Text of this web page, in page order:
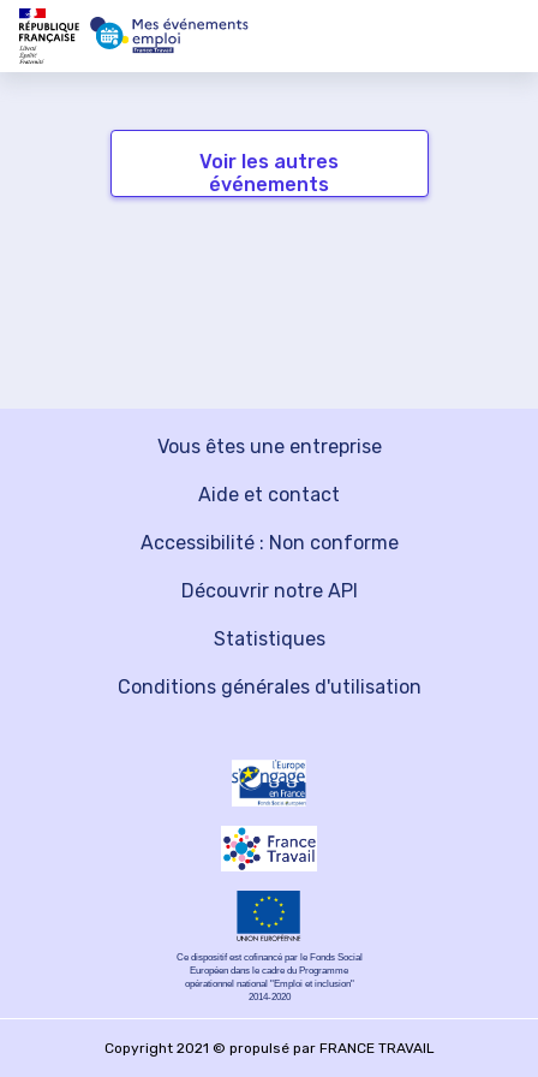
Voir les autres
événements
Vous êtes une entreprise
Découvrir notre API
Aide et contact
Statistiques
Accessibilité : Non conforme
Conditions générales d'utilisation
Ce dispositif est cofinancé par le Fonds Social
Européen dans le cadre du Programme
opérationnel national "Emploi et inclusion"
2014-2020
Copyright 2021 © propulsé par FRANCE TRAVAIL